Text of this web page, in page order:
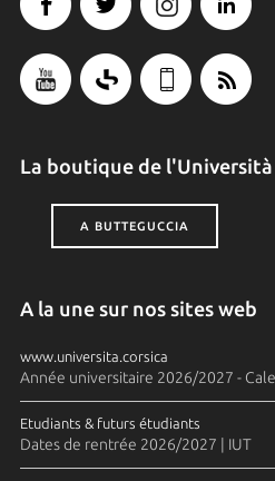
La boutique de l'Università
A BUTTEGUCCIA
A la une sur nos sites web
www.universita.corsica
Année universitaire 2026/2027 -
Etudiants & futurs étudiants
Dates de rentrée 2026/2027 | IUT